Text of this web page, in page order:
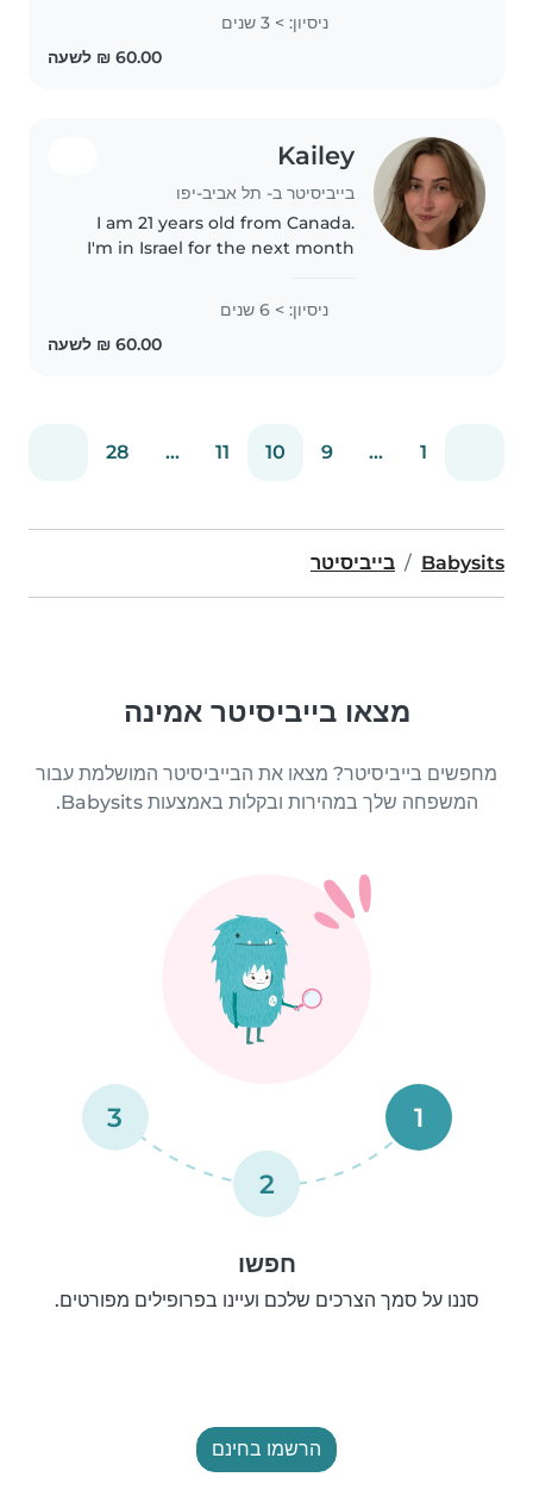
ניסיון: > 3 שנים
Kailey
בייביסיטר ב- תל אביב-יפו
I am 21 years old from Canada.
I'm in Israel for the next month
babysitter in my last year of
nursing school. Happy to..
ניסיון: > 6 שנים
1
...
9
10
11
...
28
Babysits בייביסיטר
מצאו בייביסיטר אמינה
מחפשים בייביסיטר? מצאו את הבייביסיטר המושלמת עבור
המשפחה שלך במהירות ובקלות באמצעות Babysits.
1
2
3
חפשו
סננו על סמך הצרכים שלכם ועיינו בפרופילים מפורטים.
הרשמו בחינם